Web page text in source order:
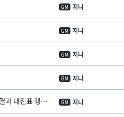
GM 지니
GM 지니
GM 지니
GM 지니
[안내] 컴투스프로야구V 클럽 챔피언십 추첨식 안내 [07/15 19:07 추첨 결과 대진표 갱신] GM 지니